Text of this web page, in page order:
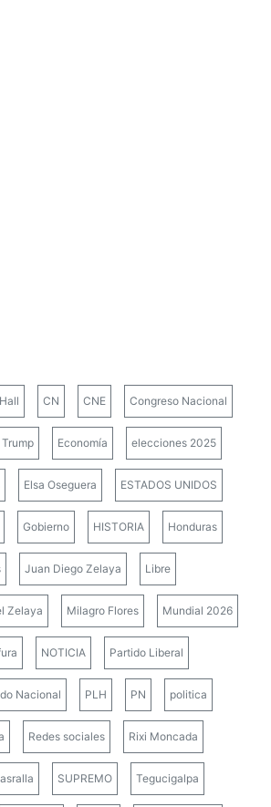
CN CNE Congreso Nacional
Economía elecciones 2025
Elsa Oseguera ESTADOS UNIDOS
Gobierno HISTORIA Honduras
Juan Diego Zelaya Libre
Zelaya Milagro Flores Mundial 2026
NOTICIA Partido Liberal
Nacional PLH PN politica
Redes sociales Rixi Moncada
SUPREMO Tegucigalpa